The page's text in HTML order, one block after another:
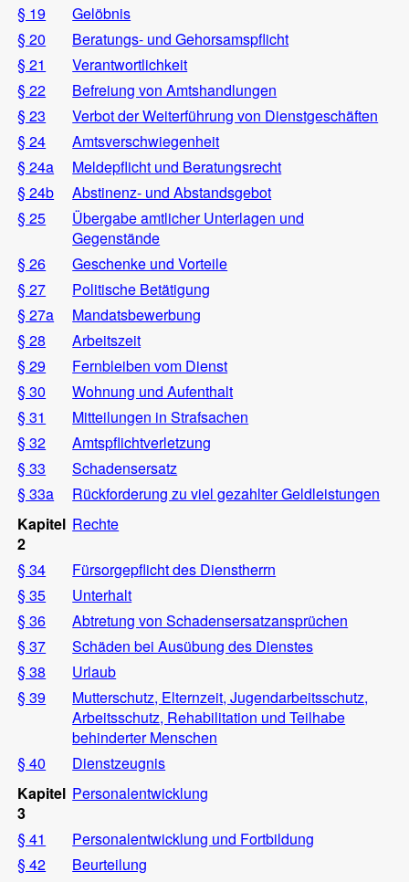
§ 19
Gelöbnis
§ 20
Beratungs- und Gehorsamspflicht
§ 21
Verantwortlichkeit
§ 22
Befreiung von Amtshandlungen
§ 23
Verbot der Weiterführung von Dienstgeschäften
§ 24
Amtsverschwiegenheit
§ 24a
Meldepflicht und Beratungsrecht
§ 24b
Abstinenz- und Abstandsgebot
§ 25
Übergabe amtlicher Unterlagen und
Gegenstände
§ 26
Geschenke und Vorteile
§ 27
Politische Betätigung
§ 27a
Mandatsbewerbung
§ 28
Arbeitszeit
§ 29
Fernbleiben vom Dienst
§ 30
Wohnung und Aufenthalt
§ 31
Mitteilungen in Strafsachen
§ 32
Amtspflichtverletzung
§ 33
Schadensersatz
§ 33a
Rückforderung zu viel gezahlter Geldleistungen
Kapitel
2
Rechte
§ 34
Fürsorgepflicht des Dienstherrn
§ 35
Unterhalt
§ 36
Abtretung von Schadensersatzansprüchen
§ 37
Schäden bei Ausübung des Dienstes
§ 38
Urlaub
§ 39
Mutterschutz, Elternzeit, Jugendarbeitsschutz,
Arbeitsschutz, Rehabilitation und Teilhabe
behinderter Menschen
§ 40
Dienstzeugnis
Kapitel
3
Personalentwicklung
§ 41
Personalentwicklung und Fortbildung
§ 42
Beurteilung